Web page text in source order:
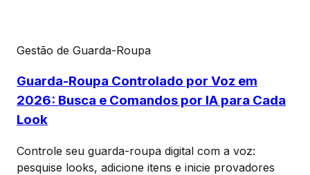
Gestão de Guarda-Roupa
Guarda-Roupa Controlado por Voz em
2026: Busca e Comandos por IA para Cada
Look
Controle seu guarda-roupa digital com a voz:
pesquise looks, adicione itens e inicie provadores